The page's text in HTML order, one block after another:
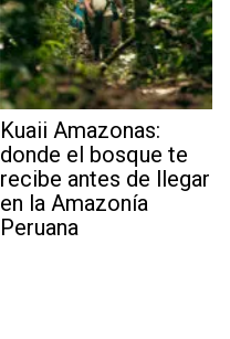
Kuaii Amazonas:
donde el bosque te
recibe antes de llegar
en la Amazonía
Peruana